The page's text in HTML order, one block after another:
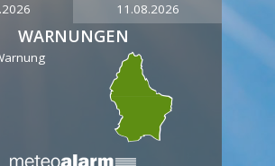
11.08.2026
WARNUNGEN